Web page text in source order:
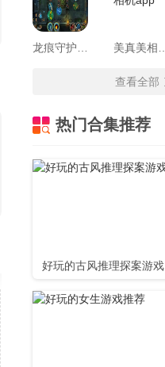
查看全部
热门合集推荐
好玩的古风推理探案游戏